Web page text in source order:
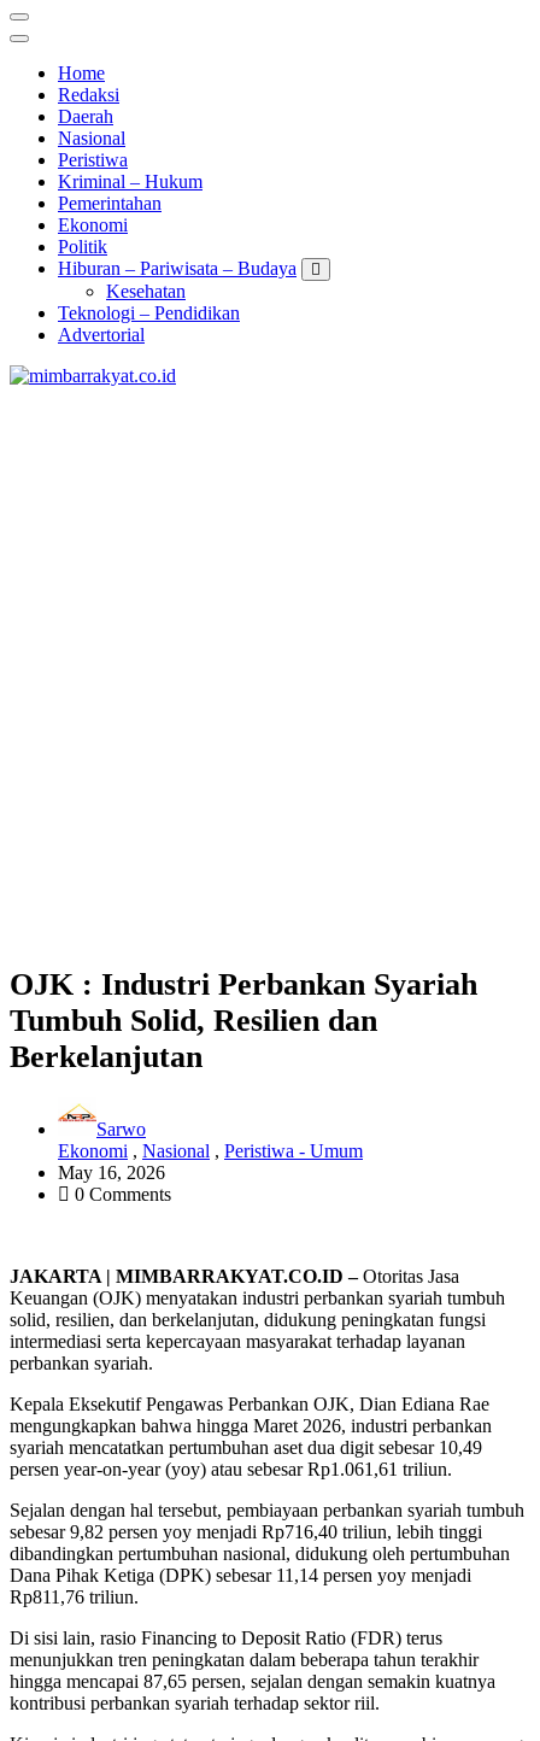
Home
Redaksi
Daerah
Nasional
Peristiwa
Kriminal – Hukum
Pemerintahan
Ekonomi
Politik
Hiburan – Pariwisata – Budaya
Kesehatan
Teknologi – Pendidikan
Advertorial
OJK : Industri Perbankan Syariah
Tumbuh Solid, Resilien dan
Berkelanjutan
Sarwo
Ekonomi , Nasional , Peristiwa - Umum
May 16, 2026
0 Comments
JAKARTA | MIMBARRAKYAT.CO.ID –Otoritas Jasa
Keuangan (OJK) menyatakan industri perbankan syariah tumbuh
solid, resilien, dan berkelanjutan, didukung peningkatan fungsi
intermediasi serta kepercayaan masyarakat terhadap layanan
perbankan syariah.
Kepala Eksekutif Pengawas Perbankan OJK, Dian Ediana Rae
mengungkapkan bahwa hingga Maret 2026, industri perbankan
syariah mencatatkan pertumbuhan aset dua digit sebesar 10,49
persen year-on-year (yoy) atau sebesar Rp1.061,61 triliun.
Sejalan dengan hal tersebut, pembiayaan perbankan syariah tumbuh
sebesar 9,82 persen yoy menjadi Rp716,40 triliun, lebih tinggi
dibandingkan pertumbuhan nasional, didukung oleh pertumbuhan
Dana Pihak Ketiga (DPK) sebesar 11,14 persen yoy menjadi
Rp811,76 triliun.
Di sisi lain, rasio Financing to Deposit Ratio (FDR) terus
menunjukkan tren peningkatan dalam beberapa tahun terakhir
hingga mencapai 87,65 persen, sejalan dengan semakin kuatnya
kontribusi perbankan syariah terhadap sektor riil.